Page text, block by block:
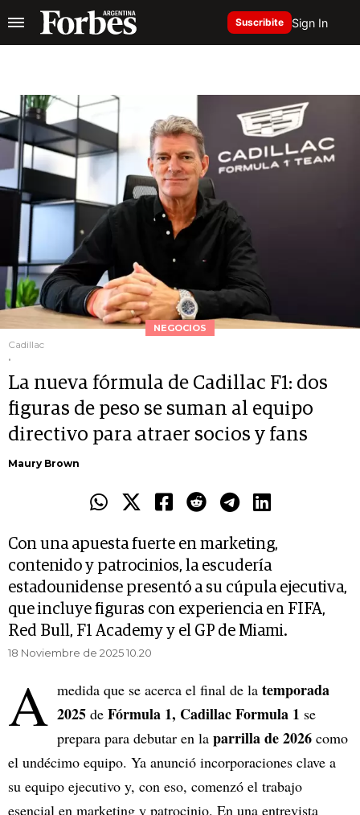
Suscribite Sign In
NEGOCIOS
Cadillac
.
La nueva fórmula de Cadillac F1: dos
figuras de peso se suman al equipo
directivo para atraer socios y fans
Maury Brown
Con una apuesta fuerte en marketing,
contenido y patrocinios, la escudería
estadounidense presentó a su cúpula ejecutiva,
que incluye figuras con experiencia en FIFA,
Red Bull, F1 Academy y el GP de Miami.
18 Noviembre de 2025 10.20
A medida que se acerca el final de la temporada
2025 de Fórmula 1, Cadillac Formula 1 se
prepara para debutar en la parrilla de 2026 como
el undécimo equipo. Ya anunció incorporaciones clave a
su equipo ejecutivo y, con eso, comenzó el trabajo
esencial en marketing y patrocinio. En una entrevista